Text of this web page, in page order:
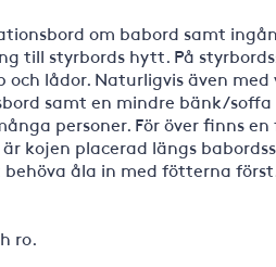
om babord samt
till styrbords hytt. På
lådor. Naturligvis även
samt en mindre bänk/
personer. För över finns en
kojen placerad längs
åla in med fötterna
ro.